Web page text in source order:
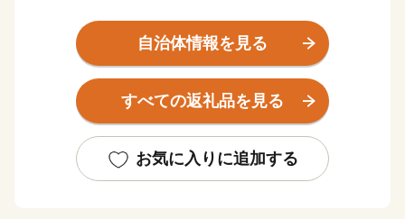
市内には日本経済の発展にも貢献した別子銅山の歴史を
伝える産業遺産も数多く残っており、それらを活かした
観光や伝統文化行事の保存と継承、そしてスポーツの振
【返礼品のお届け】
自治体情報を見る
すべての返礼品を見る
お気に入りに追加する